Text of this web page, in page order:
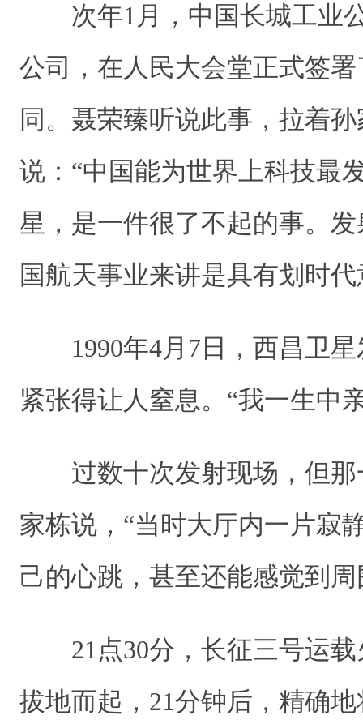
次年1月，中国长城工业
公司，在人民大会堂正式签
同。聂荣臻听说此事，拉着
说：“中国能为世界上科技最
星，是一件很了不起的事。
国航天事业来讲是具有划时
1990年4月7日，西昌卫星
紧张得让人窒息。“我一生中
过数十次发射现场，但那
家栋说，“当时大厅内一片寂
己的心跳，甚至还能感觉到
21点30分，长征三号运载
拔地而起，21分钟后，精确